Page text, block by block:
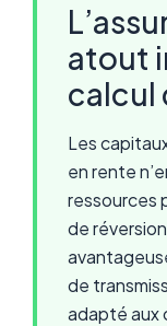
atout
calcul
Les
en rente
ressources
de
de
adapté aux